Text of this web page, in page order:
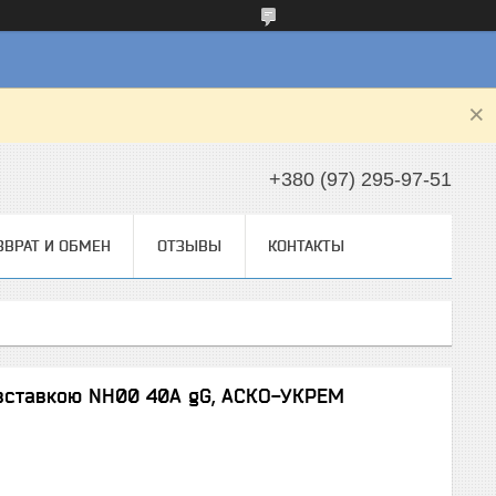
+380 (97) 295-97-51
И ОБМЕН ОТЗЫВЫ КОНТАКТЫ
NH00 40A gG, АСКО-УКРЕМ